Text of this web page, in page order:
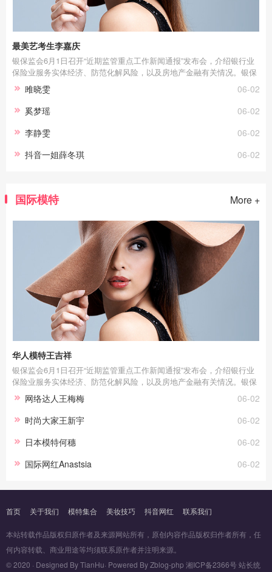
最美艺考生李嘉庆
银保监会6月1日召开“近期监管重点工作新闻通报”发布会，介绍银行业
保险业服务实体经济、防范化解风险，以及房地产金融有关情况。银保
监会副主席梁涛表示，今年以来，银保监会把服务实体经济放在更加重
要的位置，助力市场主体恢复元气、增强活力，同时统筹处理好恢复经
济与防范风险的关系，银行业保险业保持平稳运行的良好态势。 银行保
险机构资产增速合理适度 宏观杠杆率稳中有降 梁涛介绍，银行保险资
产业务稳…
06-02
雎晓雯
06-02
奚梦瑶
06-02
李静雯
06-02
抖音一姐薛冬琪
国际模特 More +
华人模特王吉祥
银保监会6月1日召开“近期监管重点工作新闻通报”发布会，介绍银行业
保险业服务实体经济、防范化解风险，以及房地产金融有关情况。银保
监会副主席梁涛表示，今年以来，银保监会把服务实体经济放在更加重
要的位置，助力市场主体恢复元气、增强活力，同时统筹处理好恢复经
济与防范风险的关系，银行业保险业保持平稳运行的良好态势。银行保
险机构资产增速合理适度 宏观杠杆率稳中有降梁涛介绍，银行保险资产
业务稳健增长，宏观杠杆…
06-02
网络达人王梅梅
06-02
时尚大家王新宇
06-02
日本模特何穗
06-02
国际网红Anastsia
首页 关于我们 模特集合 美妆技巧 抖音网红 联系我们
本站转载作品版权归原作者及来源网站所有，原创内容作品版权归作者所有，任
何内容转载、商业用途等均须联系原作者并注明来源。
© 2020 · Designed By TianHu· Powered By Zblog-php 湘ICP备2366号 站长统